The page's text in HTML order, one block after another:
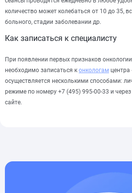
количество может колебаться от 10 до 35,
больного, стадии заболевании др.
Как записаться к специалисту
При появлении первых признаков
необходимо записаться к онкологам центра
осуществляется несколькими способами:
режиме по номеру +7 (495) 995-00-33 и
сайте.